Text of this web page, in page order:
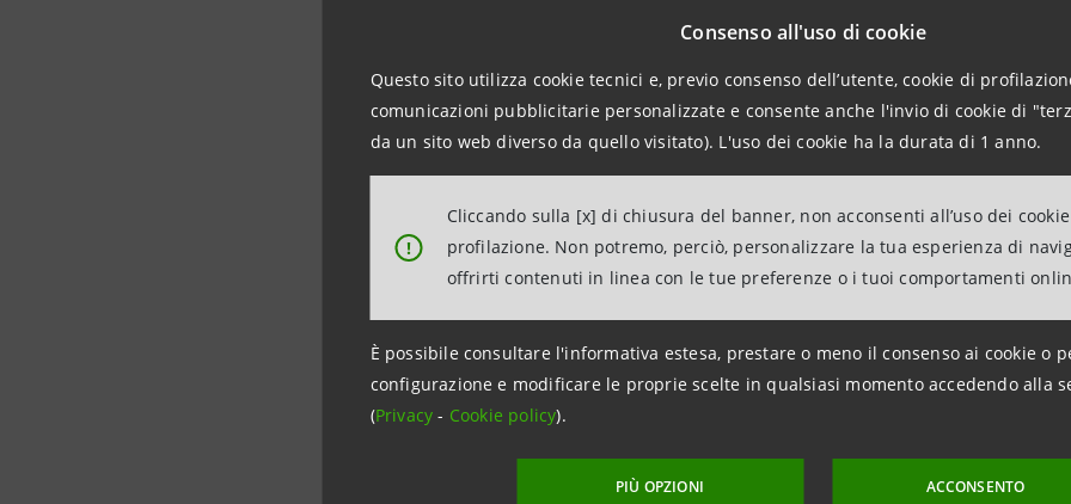
Consenso all'uso di cookie
Questo sito utilizza cookie tecnici e, previo consenso dell’utente, cookie di
comunicazioni pubblicitarie personalizzate e consente anche l'invio di cookie di
da un sito web diverso da quello visitato). L'uso dei cookie ha la durata di 1 anno.
!
Cliccando sulla [x] di chiusura del banner, non acconsenti all’uso dei
profilazione. Non potremo, perciò, personalizzare la tua esperienza di
offrirti contenuti in linea con le tue preferenze o i tuoi comportamenti
È possibile consultare l'informativa estesa, prestare o meno il consenso ai cookie o
configurazione e modificare le proprie scelte in qualsiasi momento accedendo alla
(Privacy- Cookie policy).
PIÙ OPZIONI ACCONSENTO
capitale circolante e di durata massima di 20 anni per la
Nel caso di prestiti di ammontare superiore a 800 mila euro, è
regionale) per finanziamenti di durata superiore ai 6 anni
La domanda di accesso alle agevolazioni dovrà essere presentata
La modulistica e l’elenco del corredo documentale sonodisponibili
Sanpaolodall’11 settembre.
Clicca qui per conoscere tutte le misure straordinariemesse in atto